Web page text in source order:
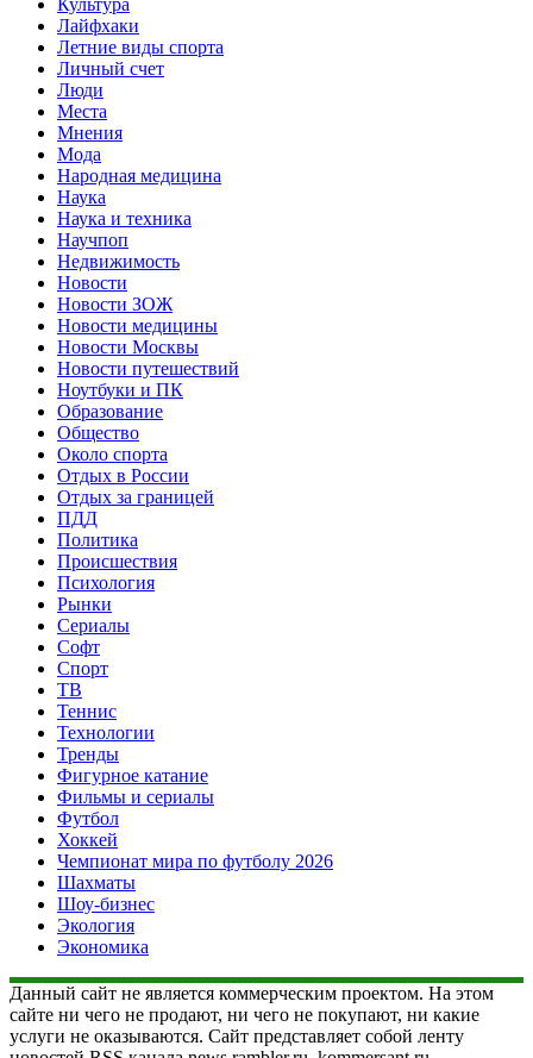
Лайфхаки
Летние виды спорта
Личный счет
Люди
Места
Мнения
Мода
Народная медицина
Наука
Наука и техника
Научпоп
Недвижимость
Новости
Новости ЗОЖ
Новости медицины
Новости Москвы
Новости путешествий
Ноутбуки и ПК
Образование
Общество
Около спорта
Отдых в России
Отдых за границей
ПДД
Политика
Происшествия
Психология
Рынки
Сериалы
Софт
Спорт
ТВ
Теннис
Технологии
Тренды
Фигурное катание
Фильмы и сериалы
Футбол
Хоккей
Чемпионат мира по футболу 2026
Шахматы
Шоу-бизнес
Экология
Экономика
Данный сайт не является коммерческим проектом. На этом
сайте ни чего не продают, ни чего не покупают, ни какие
услуги не оказываются. Сайт представляет собой ленту